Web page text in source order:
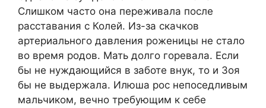
Слишком часто она переживала после
расставания с Колей. Из-за скачков
артериального давления роженицы не стало
во время родов. Мать долго горевала. Если
бы не нуждающийся в заботе внук, то и Зоя
бы не выдержала. Илюша рос непоседливым
мальчиком, вечно требующим к себе